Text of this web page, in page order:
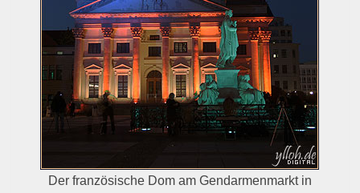
Der französische Dom am Gendarmenmarkt in